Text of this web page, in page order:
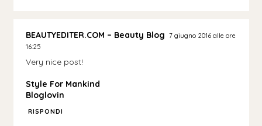
BEAUTYEDITER.COM – Beauty Blog 7 giugno 2016 alle ore
16:25
Very nice post!
Style For Mankind
Bloglovin
RISPONDI